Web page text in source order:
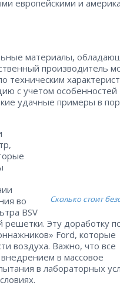
европейскими и
материалы,
производитель
техническим
с учетом особенностей
удачные примеры в
Сколько стоит
во
BSV
решетки. Эту доработку
Ford, которые
воздуха. Важно, что все
в массовое
в лабораторных